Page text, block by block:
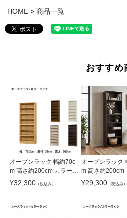
HOME 商品一覧
おすすめ
オープンラック 幅約70c
m 高さ約200cm カラーラ
ック
¥32,300 （税込み）
オープンラック
m 高さ約200cm
ック
¥29,300 （税込み）